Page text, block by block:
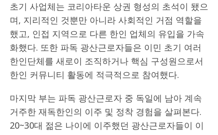
초기 사업체는 코리아타운 상권 형성의 초석이 됐으
며, 지리적인 것뿐만 아니라 사회적인 거점 역할을
했고, 인접 지역으로 다른 한인 업체의 유입을 가속
화했다. 또한 파독 광산근로자들은 이민 초기 여러
한인단체를 새로이 조직하거나 핵심 구성원으로서
한인 커뮤니티 활동에 적극적으로 참여했다.
마지막 부는 파독 광산근로자 중 독일에 남아 계속
거주한 재독한인의 이주 및 정착 경험을 살펴본다.
20~30대 젊은 나이에 이주했던 광산근로자들이 이